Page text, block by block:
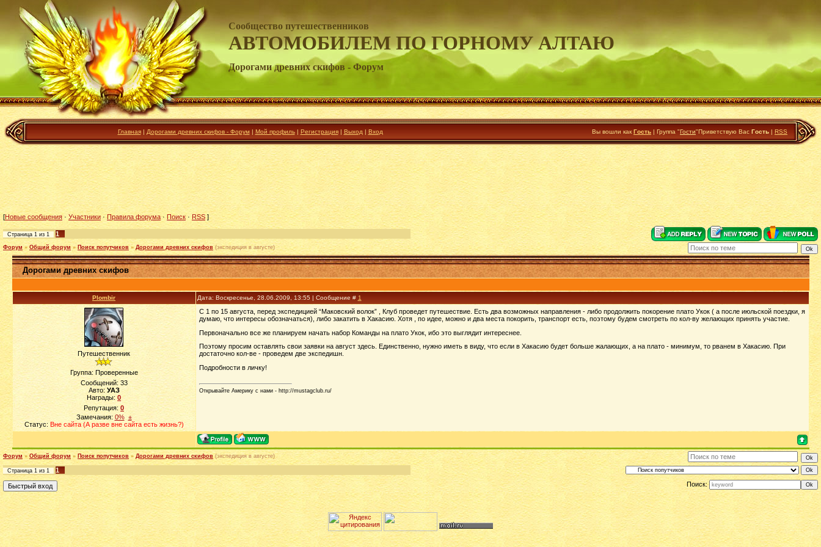
Сообщество путешественников
АВТОМОБИЛЕМ ПО ГОРНОМУ АЛТАЮ
Дорогами древних скифов - Форум
Главная| Дорогами древних скифов - Форум| Мой профиль| Регистрация| Выход | Вход Вы вошли как Гость | Группа "Гости"Приветствую Вас Гость | RSS
[Новые сообщения· Участники·Правила форума· Поиск· RSS]
Страница 1 из 1 1
Форум » Общий форум » Поиск попутчиков » Дорогами древних скифов (экспедиция в августе)
Дорогами древних скифов
Plombir Дата: Воскресенье, 28.06.2009, 13:55 | Сообщение # 1
Путешественник
Группа: Проверенные
Сообщений:33
Авто:УАЗ
Награды: 0
Репутация: 0
Замечания: 0% ±
Статус: Вне сайта (А разве вне сайта есть жизнь?)
С 1 по 15 августа, перед экспедицией “Маковский волок” , Клуб проведет путешествие. Есть два возможных направления - либо продолжить покорение плато Укок ( а после июльской поездки, я
думаю, что интересы обозначаться), либо закатить в Хакасию. Хотя , по идее, можно и два места покорить, транспорт есть, поэтому будем смотреть по кол-ву желающих принять участие.
Первоначально все же планируем начать набор Команды на плато Укок, ибо это выглядит интереснее.
Поэтому просим оставлять свои заявки на август здесь. Единственно, нужно иметь в виду, что если в Хакасию будет больше жалающих, а на плато - минимум, то рванем в Хакасию. При
достаточно кол-ве - проведем две экспедишн.
Подробности в личку!
Открывайте Америку с нами - http://mustagclub.ru/
Форум » Общий форум » Поиск попутчиков » Дорогами древних скифов (экспедиция в августе)
Страница 1 из 1
1
Поиск: